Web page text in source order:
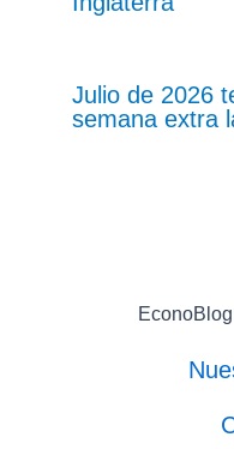
Julio de 2026
semana extra